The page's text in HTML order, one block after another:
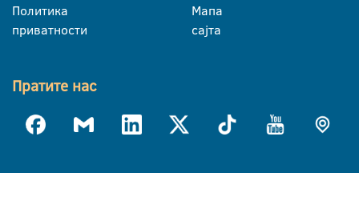
Политика
приватности
Мапа
сајта
Пратите нас